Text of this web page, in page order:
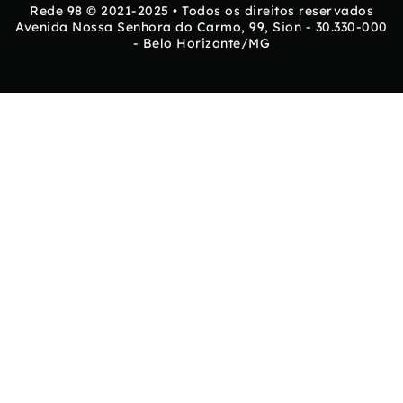
Rede 98 © 2021-2025 • Todos os direitos reservados
Avenida Nossa Senhora do Carmo, 99, Sion - 30.330-000
- Belo Horizonte/MG